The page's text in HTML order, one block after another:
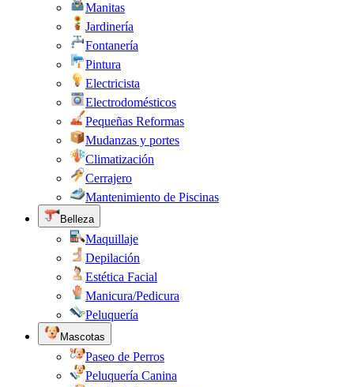
Manitas
Jardinería
Fontanería
Pintura
Electricista
Electrodomésticos
Pequeñas Reformas
Mudanzas y portes
Climatización
Cerrajero
Mantenimiento de Piscinas
Belleza
Maquillaje
Depilación
Estética Facial
Manicura/Pedicura
Peluquería
Mascotas
Paseo de Perros
Peluquería Canina